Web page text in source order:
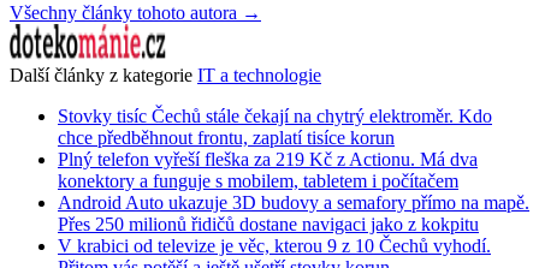
Všechny články tohoto autora →
Další články z kategorie IT a technologie
Stovky tisíc Čechů stále čekají na chytrý elektroměr. Kdo
chce předběhnout frontu, zaplatí tisíce korun
Plný telefon vyřeší fleška za 219 Kč z Actionu. Má dva
konektory a funguje s mobilem, tabletem i počítačem
Android Auto ukazuje 3D budovy a semafory přímo na mapě.
Přes 250 milionů řidičů dostane navigaci jako z kokpitu
V krabici od televize je věc, kterou 9 z 10 Čechů vyhodí.